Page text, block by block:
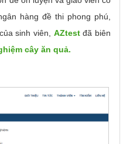
hàng đề thi phong phú,
sinh viên, AZtest đã biên
cây ăn quả.